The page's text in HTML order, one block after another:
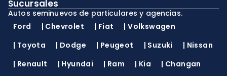
Sucursales
Autos seminuevos de particulares y agencias.
Ford
| Chevrolet | Fiat |Volkswagen
| Toyota | Dodge | Peugeot | Suzuki | Nissan
| Renault | Hyundai | Ram | Kia | Changan